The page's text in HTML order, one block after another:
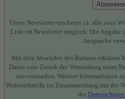
Unser Newsletter erscheint ca. alle zwei
Link im Newsletter möglich. Die Angabe
Ansprache
Mit dem Absenden des Buttons erklären
Daten zum Zweck der Versendung eines
einverstanden. Weitere Informationen
Widerrufsrecht im Zusammenhang mit der
der